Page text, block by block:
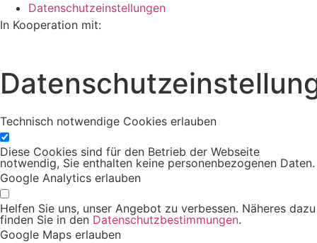
Datenschutzeinstellungen
In Kooperation mit:
Technisch notwendige Cookies erlauben
Diese Cookies sind für den Betrieb der Webseite
notwendig, Sie enthalten keine personenbezogenen Daten.
Google Analytics erlauben
Helfen Sie uns, unser Angebot zu verbessen. Näheres dazu
finden Sie in den Datenschutzbestimmungen.
Google Maps erlauben